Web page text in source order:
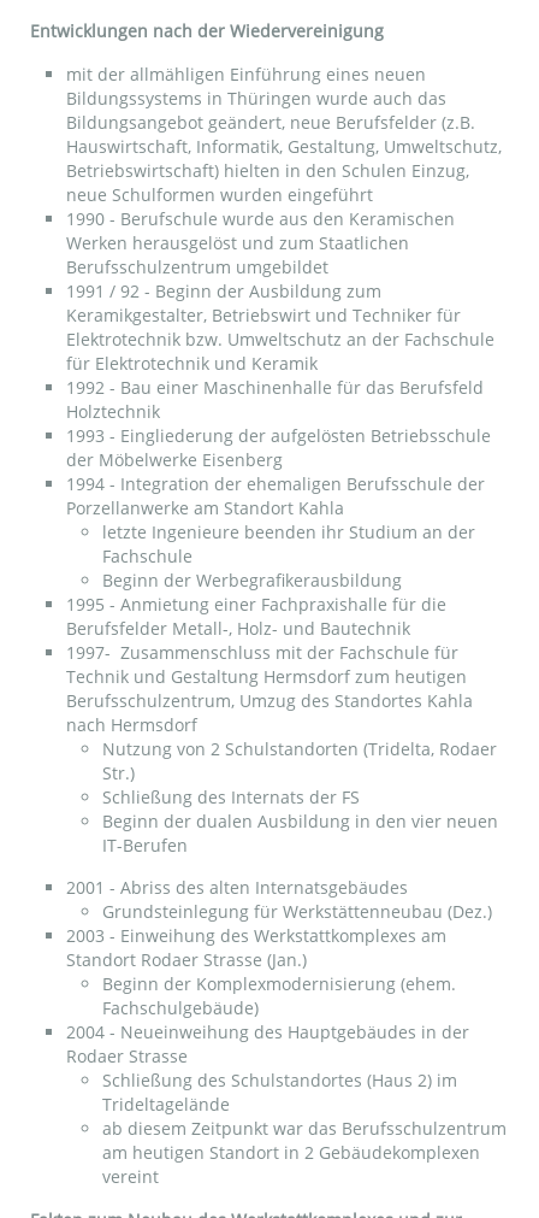
Entwicklungen nach der Wiedervereinigung
mit der allmähligen Einführung eines neuen
Bildungssystems in Thüringen wurde auch das
Bildungsangebot geändert, neue Berufsfelder (z.B.
Hauswirtschaft, Informatik, Gestaltung, Umweltschutz,
Betriebswirtschaft) hielten in den Schulen Einzug,
neue Schulformen wurden eingeführt
1990 - Berufschule wurde aus den Keramischen
Werken herausgelöst und zum Staatlichen
Berufsschulzentrum umgebildet
1991 / 92 - Beginn der Ausbildung zum
Keramikgestalter, Betriebswirt und Techniker für
Elektrotechnik bzw. Umweltschutz an der Fachschule
für Elektrotechnik und Keramik
1992 - Bau einer Maschinenhalle für das Berufsfeld
Holztechnik
1993 - Eingliederung der aufgelösten Betriebsschule
der Möbelwerke Eisenberg
1994 - Integration der ehemaligen Berufsschule der
Porzellanwerke am Standort Kahla
letzte Ingenieure beenden ihr Studium an der
Fachschule
Beginn der Werbegrafikerausbildung
1995 - Anmietung einer Fachpraxishalle für die
Berufsfelder Metall-, Holz- und Bautechnik
1997- Zusammenschluss mit der Fachschule für
Technik und Gestaltung Hermsdorf zum heutigen
Berufsschulzentrum, Umzug des Standortes Kahla
nach Hermsdorf
Nutzung von 2 Schulstandorten (Tridelta, Rodaer
Str.)
Schließung des Internats der FS
Beginn der dualen Ausbildung in den vier neuen
IT-Berufen
2001 - Abriss des alten Internatsgebäudes
Grundsteinlegung für Werkstättenneubau (Dez.)
2003 - Einweihung des Werkstattkomplexes am
Standort Rodaer Strasse (Jan.)
Beginn der Komplexmodernisierung (ehem.
Fachschulgebäude)
2004 - Neueinweihung des Hauptgebäudes in der
Rodaer Strasse
Schließung des Schulstandortes (Haus 2) im
Trideltagelände
ab diesem Zeitpunkt war das Berufsschulzentrum
am heutigen Standort in 2 Gebäudekomplexen
vereint